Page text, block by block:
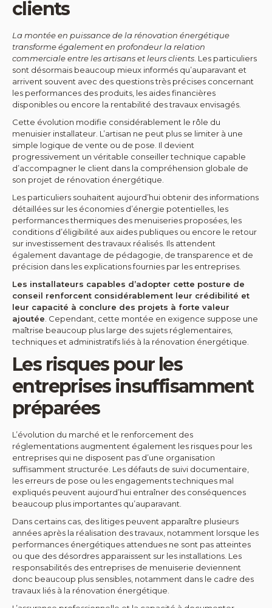
clients
La montée en puissance de la rénovation énergétique
transforme également en profondeur la relation
commerciale entre les artisans et leurs clients . Les particuliers
sont désormais beaucoup mieux informés qu’auparavant et
arrivent souvent avec des questions très précises concernant
les performances des produits, les aides financières
disponibles ou encore la rentabilité des travaux envisagés.
Cette évolution modifie considérablement le rôle du
menuisier installateur. L’artisan ne peut plus se limiter à une
simple logique de vente ou de pose. Il devient
progressivement un véritable conseiller technique capable
d’accompagner le client dans la compréhension globale de
son projet de rénovation énergétique.
Les particuliers souhaitent aujourd’hui obtenir des informations
détaillées sur les économies d’énergie potentielles, les
performances thermiques des menuiseries proposées, les
conditions d’éligibilité aux aides publiques ou encore le retour
sur investissement des travaux réalisés. Ils attendent
également davantage de pédagogie, de transparence et de
précision dans les explications fournies par les entreprises.
Les installateurs capables d’adopter cette posture de
conseil renforcent considérablement leur crédibilité et
leur capacité à conclure des projets à forte valeur
ajoutée . Cependant, cette montée en exigence suppose une
maîtrise beaucoup plus large des sujets réglementaires,
techniques et administratifs liés à la rénovation énergétique.
Les risques pour les
entreprises insuffisamment
préparées
L’évolution du marché et le renforcement des
réglementations augmentent également les risques pour les
entreprises qui ne disposent pas d’une organisation
suffisamment structurée. Les défauts de suivi documentaire,
les erreurs de pose ou les engagements techniques mal
expliqués peuvent aujourd’hui entraîner des conséquences
beaucoup plus importantes qu’auparavant.
Dans certains cas, des litiges peuvent apparaître plusieurs
années après la réalisation des travaux, notamment lorsque les
performances énergétiques attendues ne sont pas atteintes
ou que des désordres apparaissent sur les installations. Les
responsabilités des entreprises de menuiserie deviennent
donc beaucoup plus sensibles, notamment dans le cadre des
travaux liés à la rénovation énergétique.